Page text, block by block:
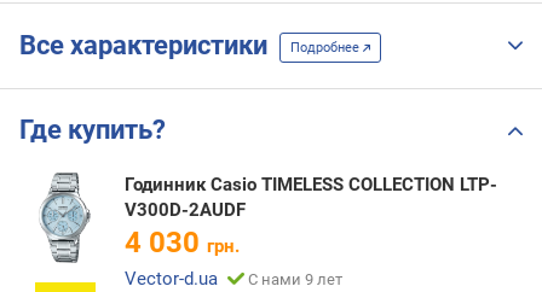
Все характеристики Подробнее
Где купить?
Годинник Casio TIMELESS COLLECTION LTP-
V300D-2AUDF
4 030 грн.
Vector-d.ua
С нами 9 лет